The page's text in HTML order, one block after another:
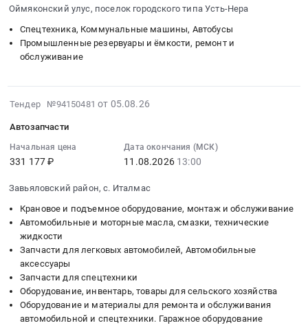
Оймяконский улус, поселок городского типа Усть-Нера
Спецтехника, Коммунальные машины, Автобусы
Промышленные резервуары и ёмкости, ремонт и
обслуживание
.736
Тендер №94150481 от 05.08.26
Автозапчасти
Завьяловский район, с. Италмас
Начальная цена
331 177 ₽
Дата окончания (МСК)
11.08.2026 13:00
Крановое и подъемное оборудование, монтаж и обслуживание
Автомобильные и моторные масла, смазки, технические
жидкости
Запчасти для легковых автомобилей, Автомобильные
аксессуары
Запчасти для спецтехники
Оборудование, инвентарь, товары для сельского хозяйства
Оборудование и материалы для ремонта и обслуживания
автомобильной и спецтехники. Гаражное оборудование